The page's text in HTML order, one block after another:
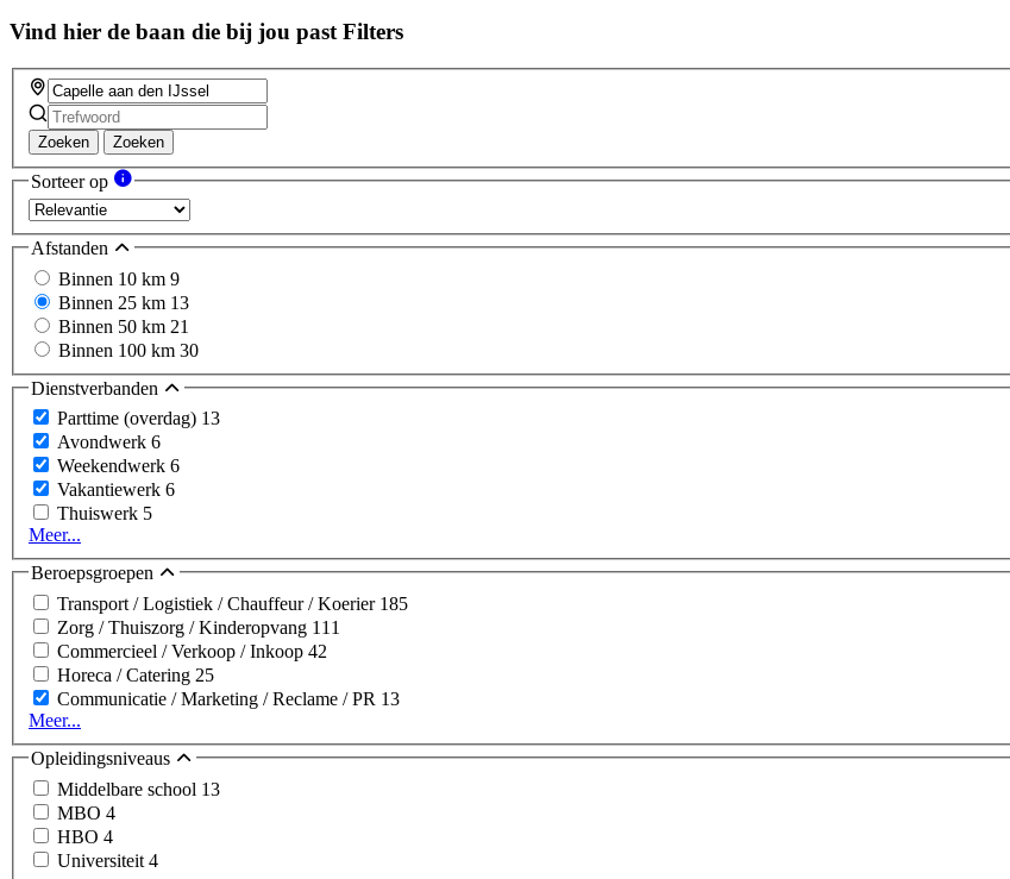
Vind hier de baan die bij jou past Filters
Zoeken Zoeken
Sorteer op
Afstanden
Binnen 10 km 9
Binnen 25 km 13
Binnen 50 km 21
Binnen 100 km 30
Dienstverbanden
Parttime (overdag) 13
Avondwerk 6
Weekendwerk 6
Vakantiewerk 6
Thuiswerk 5
Meer...
Beroepsgroepen
Transport / Logistiek / Chauffeur / Koerier 185
Zorg / Thuiszorg / Kinderopvang 111
Commercieel / Verkoop / Inkoop 42
Horeca / Catering 25
Communicatie / Marketing / Reclame / PR 13
Meer...
Opleidingsniveaus
Middelbare school 13
MBO 4
HBO 4
Universiteit 4